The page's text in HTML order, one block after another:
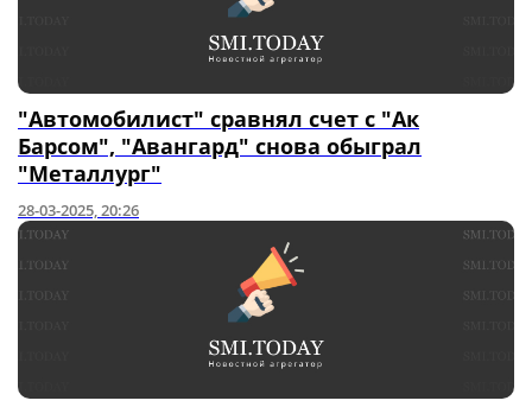
"Автомобилист" сравнял счет с "Ак
Барсом", "Авангард" снова обыграл
"Металлург"
28-03-2025, 20:26